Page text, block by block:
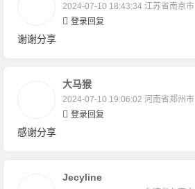
2024-07-10 18:43:34 江苏省南京市
登录回复
谢谢分享
大马猴
2024-07-10 19:06:02 河南省郑州市
登录回复
感谢分享
Jecyline